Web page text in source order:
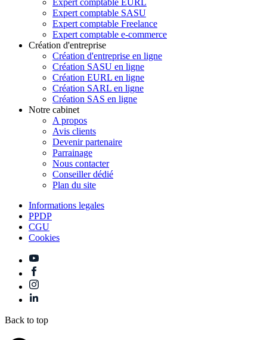
Expert comptable EURL
Expert comptable SASU
Expert comptable Freelance
Expert comptable e-commerce
Création d'entreprise
Création d'entreprise en ligne
Création SASU en ligne
Création EURL en ligne
Création SARL en ligne
Création SAS en ligne
Notre cabinet
A propos
Avis clients
Devenir partenaire
Parrainage
Nous contacter
Conseiller dédié
Plan du site
Informations legales
PPDP
CGU
Cookies
Back to top